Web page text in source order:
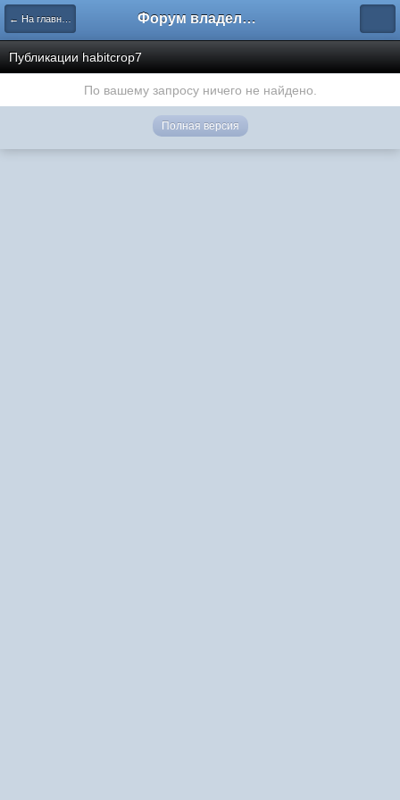
← На главную Форум владельцев интернет-магазинов
Публикации habitcrop7
По вашему запросу ничего не найдено.
Полная версия